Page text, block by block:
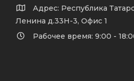
Адрес: Республика
Ленина д.33Н-3, Офис 1
Рабочее время: 9:00 -